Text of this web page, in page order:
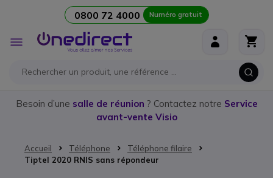
0800 72 4000 Numéro gratuit
Affichage
navigation
Besoin d’une salle de réunion ? Contactez notre Service
avant-vente Visio
Accueil Téléphone
Téléphone filaire
Tiptel 2020 RNIS sans répondeur